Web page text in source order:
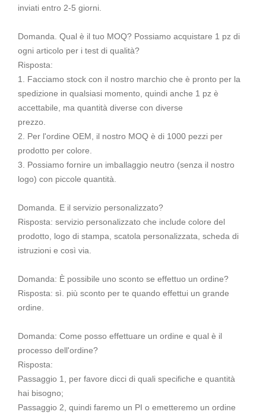
inviati entro 2-5 giorni.
Domanda. Qual è il tuo MOQ? Possiamo acquistare 1 pz di
ogni articolo per i test di qualità?
Risposta:
1. Facciamo stock con il nostro marchio che è pronto per la
spedizione in qualsiasi momento, quindi anche 1 pz è
accettabile, ma quantità diverse con diverse
prezzo.
2. Per l'ordine OEM, il nostro MOQ è di 1000 pezzi per
prodotto per colore.
3. Possiamo fornire un imballaggio neutro (senza il nostro
logo) con piccole quantità.
Domanda. E il servizio personalizzato?
Risposta: servizio personalizzato che include colore del
prodotto, logo di stampa, scatola personalizzata, scheda di
istruzioni e così via.
Domanda: È possibile uno sconto se effettuo un ordine?
Risposta: sì. più sconto per te quando effettui un grande
ordine.
Domanda: Come posso effettuare un ordine e qual è il
processo dell'ordine?
Risposta:
Passaggio 1, per favore dicci di quali specifiche e quantità
hai bisogno;
Passaggio 2, quindi faremo un PI o emetteremo un ordine